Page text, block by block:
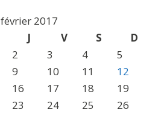
février 2017
J V S
D
2 3 4
5
9 10 11
12
16 17 18
19
23 24 25
26